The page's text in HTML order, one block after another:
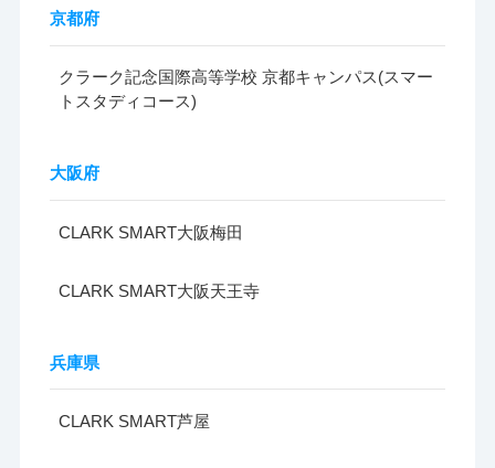
京都府
クラーク記念国際高等学校 京都キャンパス(スマー
トスタディコース)
大阪府
CLARK SMART大阪梅田
CLARK SMART大阪天王寺
兵庫県
CLARK SMART芦屋